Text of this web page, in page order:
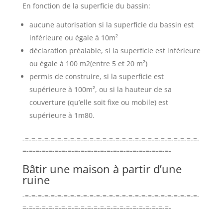
En fonction de la superficie du bassin:
aucune autorisation si la superficie du bassin est
inférieure ou égale à 10m²
déclaration préalable, si la superficie est inférieure
ou égale à 100 m2(entre 5 et 20 m²)
permis de construire, si la superficie est
supérieure à 100m², ou si la hauteur de sa
couverture (qu’elle soit fixe ou mobile) est
supérieure à 1m80.
-=-=-=-=-=-=-=-=-=-=-=-=-=-=-=-=-=-=-=-=-=-=-=-=-=-=-=-
=-=-=-=-=-=-=-=-=-=-=-=-=-=-=-=-=-=-=-=-=-=-=-
Bâtir une maison à partir d’une
ruine
-=-=-=-=-=-=-=-=-=-=-=-=-=-=-=-=-=-=-=-=-=-=-=-=-=-=-=-
=-=-=-=-=-=-=-=-=-=-=-=-=-=-=-=-=-=-=-=-=-=-=-